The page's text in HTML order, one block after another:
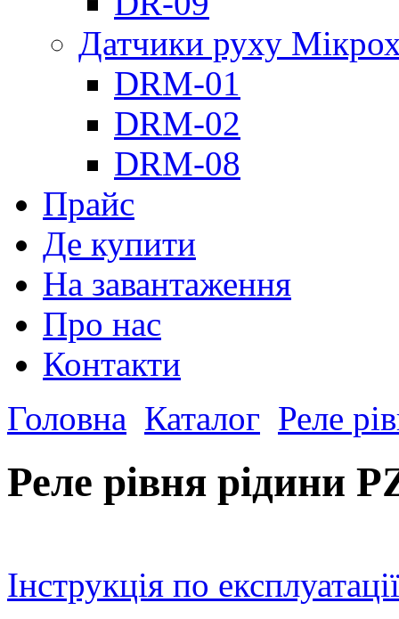
Датчики руху
DRM-01
DRM-02
DRM-08
Прайс
Де купити
На завантаження
Про нас
Контакти
Головна Каталог Реле
Реле рівня рідини
Інструкція по експлуатації